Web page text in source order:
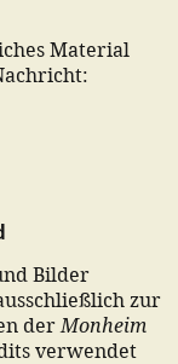
Material
Bilder
zur
derMonheim
verwendet